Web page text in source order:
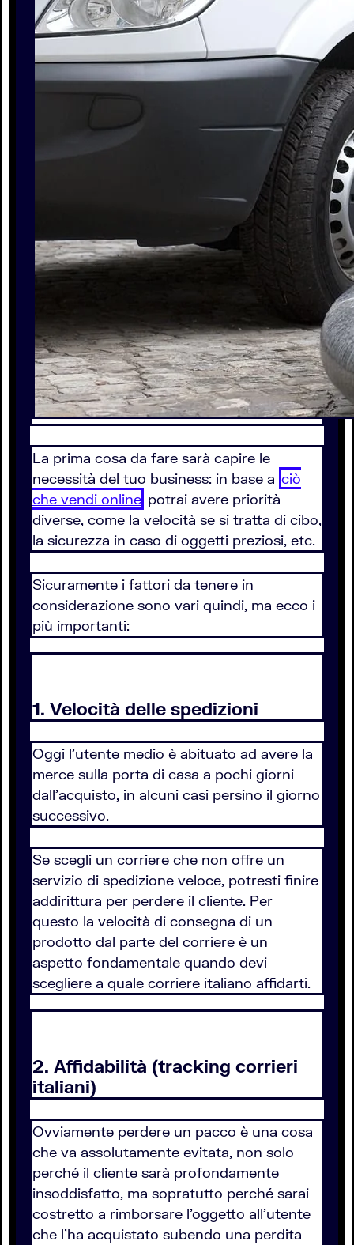
La prima cosa da fare sarà capire le
necessità del tuo business: in base a ciò
che vendi online potrai avere priorità
diverse, come la velocità se si tratta di cibo,
la sicurezza in caso di oggetti preziosi, etc.
Sicuramente i fattori da tenere in
considerazione sono vari quindi, ma ecco i
più importanti:
1. Velocità delle spedizioni
Oggi l'utente medio è abituato ad avere la
merce sulla porta di casa a pochi giorni
dall'acquisto, in alcuni casi persino il giorno
successivo.
Se scegli un corriere che non offre un
servizio di spedizione veloce, potresti finire
addirittura per perdere il cliente. Per
questo la velocità di consegna di un
prodotto dal parte del corriere è un
aspetto fondamentale quando devi
scegliere a quale corriere italiano affidarti.
2. Affidabilità (tracking corrieri
italiani)
Ovviamente perdere un pacco è una cosa
che va assolutamente evitata, non solo
perché il cliente sarà profondamente
insoddisfatto, ma sopratutto perché sarai
costretto a rimborsare l'oggetto all'utente
che l'ha acquistato subendo una perdita